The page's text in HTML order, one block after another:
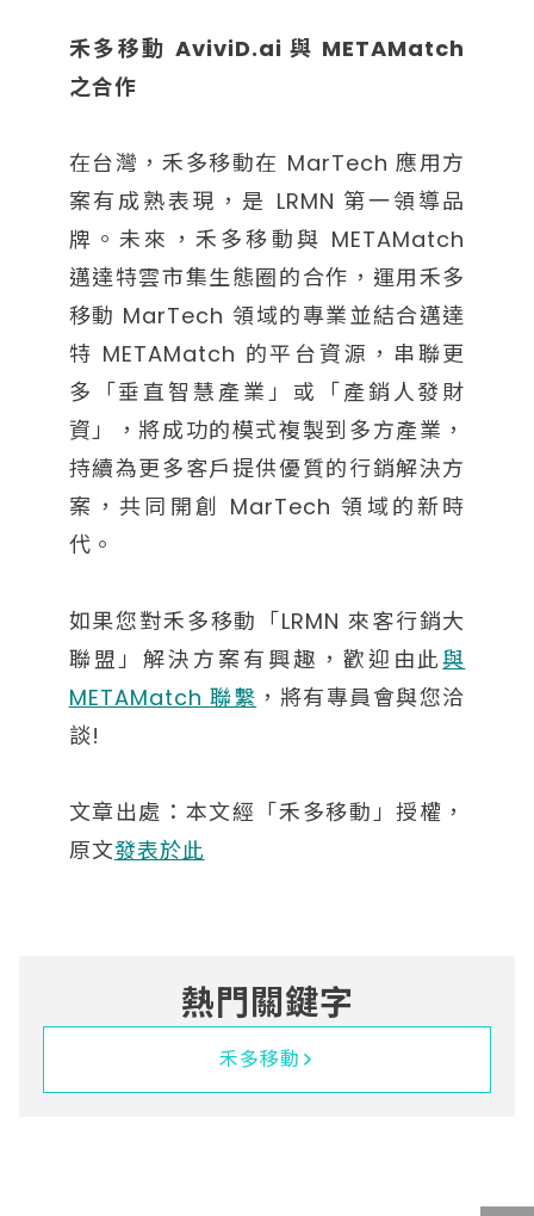
禾多移動 AviviD.ai 與 METAMatch
之合作
在台灣，禾多移動在 MarTech 應用方
案有成熟表現，是 LRMN 第一領導品
牌。未來，禾多移動與 METAMatch
邁達特雲市集生態圈的合作，運用禾多
移動 MarTech 領域的專業並結合邁達
特 METAMatch 的平台資源，串聯更
多「垂直智慧產業」或「產銷人發財
資」，將成功的模式複製到多方產業，
持續為更多客戶提供優質的行銷解決方
案，共同開創 MarTech 領域的新時
代。
如果您對禾多移動「LRMN 來客行銷大
聯盟」解決方案有興趣，歡迎由此與
METAMatch 聯繫 ，將有專員會與您洽
談!
文章出處：本文經「禾多移動」授權，
原文發表於此
熱門關鍵字
禾多移動